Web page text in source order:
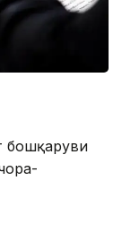
бошқаруви